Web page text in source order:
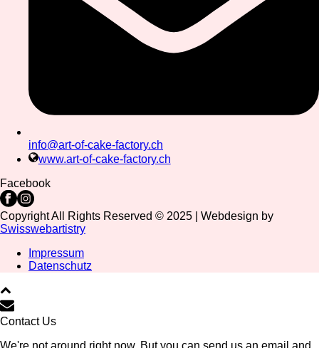
info@art-of-cake-factory.ch
www.art-of-cake-factory.ch
Facebook
Copyright All Rights Reserved © 2025 | Webdesign by
Swisswebartistry
Impressum
Datenschutz
Contact Us
We're not around right now. But you can send us an email and